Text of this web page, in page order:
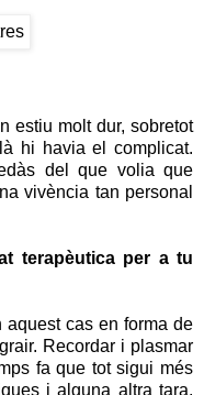
estiu molt dur, sobretot
hi havia el complicat.
del que volia que
vivència tan personal
terapèutica per a tu
aquest cas en forma de
Recordar i plasmar
fa que tot sigui més
i alguna altra tara,